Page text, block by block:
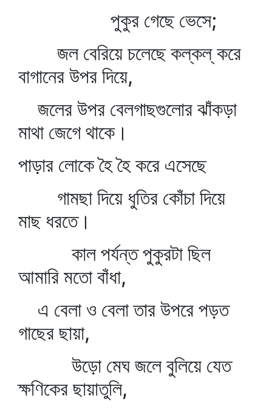
পুকুর গেছে ভেসে;
জল বেরিয়ে চলেছে কল্‌কল্‌ করে
বাগানের উপর দিয়ে,
জলের উপর বেলগাছগুলোর ঝাঁকড়া
মাথা জেগে থাকে।
পাড়ার লোকে হৈ হৈ করে এসেছে
গামছা দিয়ে ধুতির কোঁচা দিয়ে
মাছ ধরতে।
কাল পর্যন্ত পুকুরটা ছিল
আমারি মতো বাঁধা,
এ বেলা ও বেলা তার উপরে পড়ত
গাছের ছায়া,
উড়ো মেঘ জলে বুলিয়ে যেত
ক্ষণিকের ছায়াতুলি,